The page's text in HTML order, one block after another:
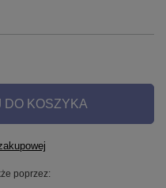
DO KOSZYKA
poprzez: